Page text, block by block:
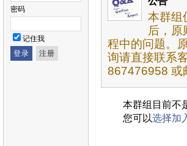
密码
记住我
本群组
后，原
程中的问题。
询请直接联系
867476958 或
本群组目前不
您可以选择加